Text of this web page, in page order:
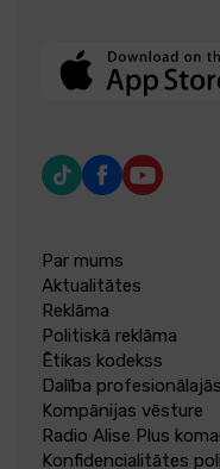
Par mums
Aktualitātes
Reklāma
Politiskā reklāma
Ētikas kodekss
Dalība
Kompānijas vēsture
Radio Alise Plus
Konfidencialitātes